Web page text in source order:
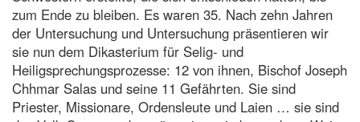
zum Ende zu bleiben. Es waren 35. Nach zehn Jahren
der Untersuchung und Untersuchung präsentieren wir
sie nun dem Dikasterium für Selig- und
Heiligsprechungsprozesse: 12 von ihnen, Bischof Joseph
Chhmar Salas und seine 11 Gefährten. Sie sind
Priester, Missionare, Ordensleute und Laien … sie sind